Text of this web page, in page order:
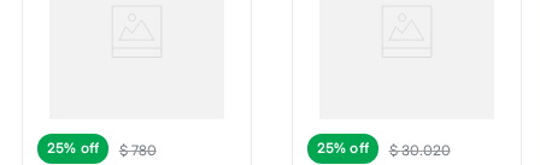
25% $780 25% $30.020